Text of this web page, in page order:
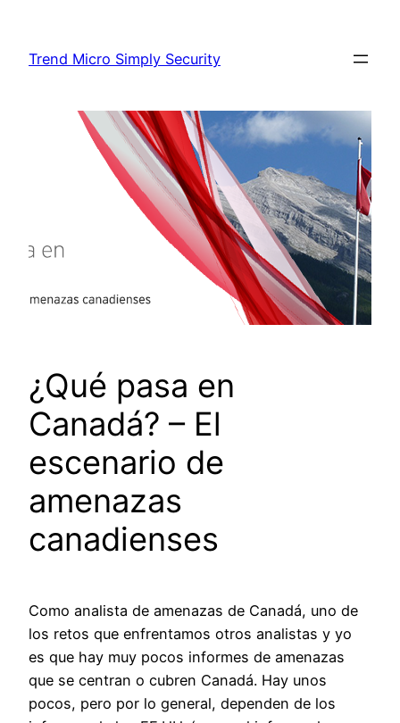
content
Trend Micro Simply Security
¿Qué pasa en
Canadá? – El
escenario de
amenazas
canadienses
Como analista de amenazas de Canadá, uno de
los retos que enfrentamos otros analistas y yo
es que hay muy pocos informes de amenazas
que se centran o cubren Canadá. Hay unos
pocos, pero por lo general, dependen de los